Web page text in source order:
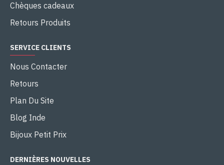
Chèques cadeaux
Retours Produits
SERVICE CLIENTS
Nous Contacter
Retours
Plan Du Site
Blog Inde
Bijoux Petit Prix
DERNIÈRES NOUVELLES